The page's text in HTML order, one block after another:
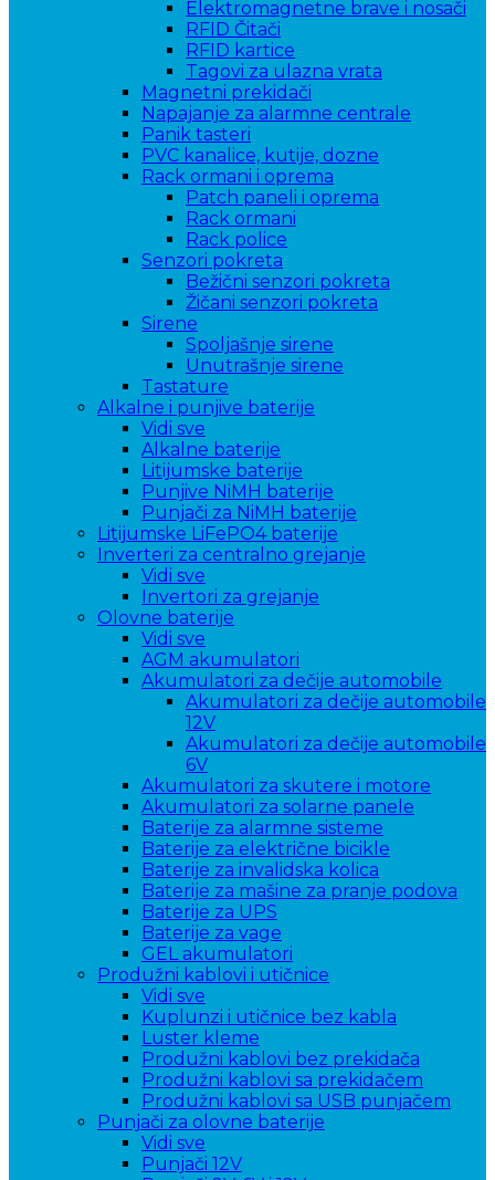
Elektromagnetne brave i nosači
RFID Čitači
RFID kartice
Tagovi za ulazna vrata
Magnetni prekidači
Napajanje za alarmne centrale
Panik tasteri
PVC kanalice, kutije, dozne
Rack ormani i oprema
Patch paneli i oprema
Rack ormani
Rack police
Senzori pokreta
Bežični senzori pokreta
Žičani senzori pokreta
Sirene
Spoljašnje sirene
Unutrašnje sirene
Tastature
Alkalne i punjive baterije
Vidi sve
Alkalne baterije
Litijumske baterije
Punjive NiMH baterije
Punjači za NiMH baterije
Litijumske LiFePO4 baterije
Inverteri za centralno grejanje
Vidi sve
Invertori za grejanje
Olovne baterije
Vidi sve
AGM akumulatori
Akumulatori za dečije automobile
Akumulatori za dečije automobile
12V
Akumulatori za dečije automobile
6V
Akumulatori za skutere i motore
Akumulatori za solarne panele
Baterije za alarmne sisteme
Baterije za električne bicikle
Baterije za invalidska kolica
Baterije za mašine za pranje podova
Baterije za UPS
Baterije za vage
GEL akumulatori
Produžni kablovi i utičnice
Vidi sve
Kuplunzi i utičnice bez kabla
Luster kleme
Produžni kablovi bez prekidača
Produžni kablovi sa prekidačem
Produžni kablovi sa USB punjačem
Punjači za olovne baterije
Vidi sve
Punjači 12V